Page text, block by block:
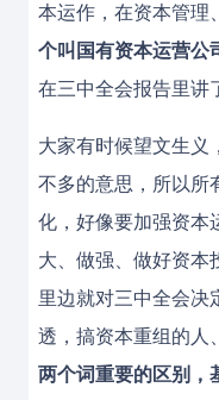
本运作，在资本管理
个叫国有资本运营公
在三中全会报告里讲
大家有时候望文生义
不多的意思，所以所
化，好像要加强资本
大、做强、做好资本
里边就对三中全会决
透，搞资本重组的人
两个词重要的区别，